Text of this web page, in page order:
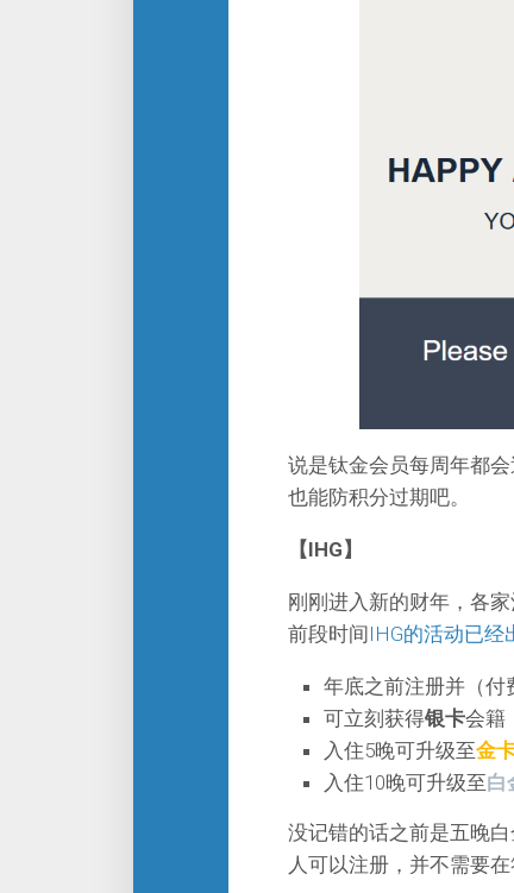
说是钛金会员每周年都
也能防积分过期吧。
【IHG】
刚刚进入新的财年，各
前段时间IHG的活动已经
年底之前注册并（付
可立刻获得银卡会籍
入住5晚可升级至金
入住10晚可升级至白
没记错的话之前是五晚
人可以注册，并不需要